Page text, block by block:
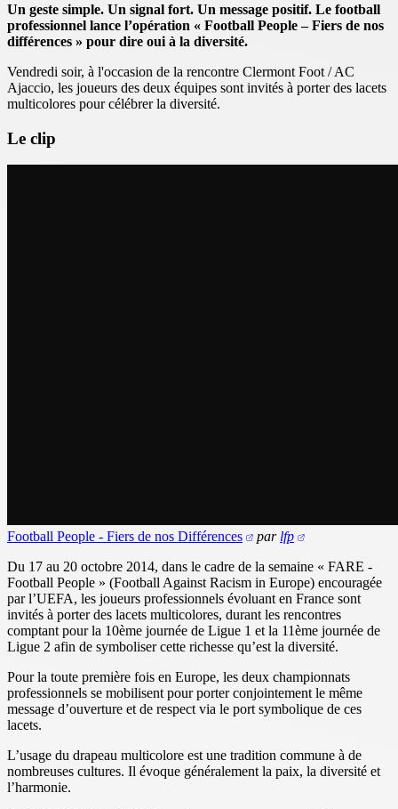
Un geste simple. Un signal fort. Un message positif. Le football
professionnel lance l’opération « Football People – Fiers de nos
différences » pour dire oui à la diversité.
Vendredi soir, à l'occasion de la rencontre Clermont Foot / AC
Ajaccio, les joueurs des deux équipes sont invités à porter des lacets
multicolores pour célébrer la diversité.
Le clip
Football People - Fiers de nos Différences par lfp
Du 17 au 20 octobre 2014, dans le cadre de la semaine « FARE -
Football People » (Football Against Racism in Europe) encouragée
par l’UEFA, les joueurs professionnels évoluant en France sont
invités à porter des lacets multicolores, durant les rencontres
comptant pour la 10ème journée de Ligue 1 et la 11ème journée de
Ligue 2 afin de symboliser cette richesse qu’est la diversité.
Pour la toute première fois en Europe, les deux championnats
professionnels se mobilisent pour porter conjointement le même
message d’ouverture et de respect via le port symbolique de ces
lacets.
L’usage du drapeau multicolore est une tradition commune à de
nombreuses cultures. Il évoque généralement la paix, la diversité et
l’harmonie.